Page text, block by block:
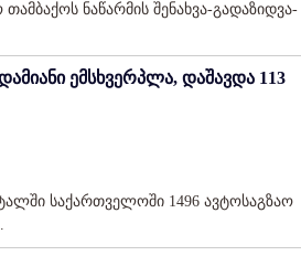
ნაწარმის შენახვა-გადაზიდვა-
ემსხვერპლა, დაშავდა 113
საქართველოში 1496 ავტოსაგზაო